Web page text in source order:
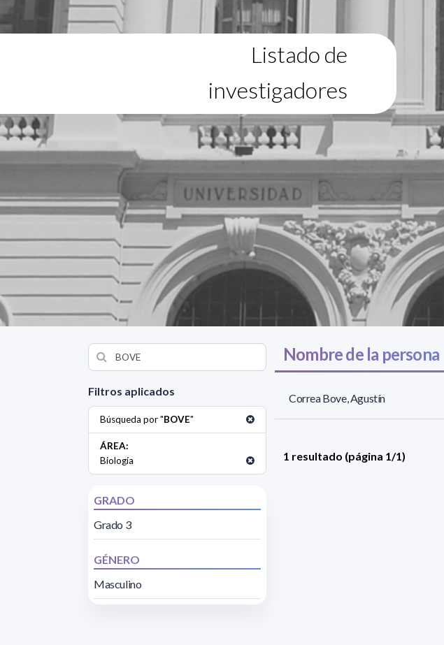
Listado de
investigadores
Filtros aplicados
Búsqueda por "BOVE"
ÁREA:
Biología
GRADO
Grado 3
GÉNERO
Masculino
Nombre de la persona
Correa Bove, Agustín
1 resultado (página 1/1)